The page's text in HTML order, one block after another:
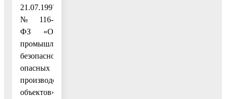
21.07.1997
№ 116-
ФЗ «О
промышленной
безопасности
опасных
производственных
объектов»,